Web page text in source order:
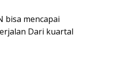
bisa mencapai
Dari kuartal